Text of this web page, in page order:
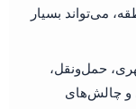
می‌تواند بسیار
حمل‌ونقل،
و چالش‌های